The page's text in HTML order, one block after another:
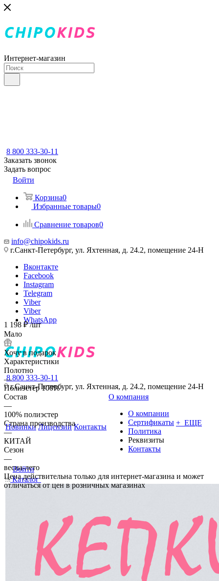
Интернет-магазин
8 800 333-30-11
Заказать звонок
Задать вопрос
Войти
Корзина0
Избранные товары0
Сравнение товаров0
info@chipokids.ru
г.Санкт-Петербург, ул. Яхтенная, д. 24.2, помещение 24-Н
Вконтакте
Facebook
Instagram
Telegram
Viber
Viber
WhatsApp
8 800 333-30-11
г.Санкт-Петербург, ул. Яхтенная, д. 24.2, помещение 24-Н
Новинки Лицензии Контакты
О компания
О компании
Сертификаты
Политика
Реквизиты
Контакты
+ ЕЩЕ
Войти
Каталог
1 198 ₽ /шт
Мало
Хочу в подарок
Характеристики
Полотно
—
Полиэстер 100%
Состав
—
100% полиэстер
Страна производства
—
КИТАЙ
Сезон
—
весна-лето
Цена действительна только для интернет-магазина и может
отличаться от цен в розничных магазинах